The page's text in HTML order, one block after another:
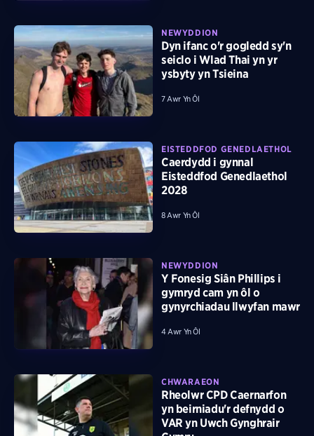
NEWYDDION
Dyn ifanc o'r gogledd sy'n
seiclo i Wlad Thai yn yr
ysbyty yn Tsieina
7 Awr Yn Ôl
EISTEDDFOD GENEDLAETHOL
Caerdydd i gynnal
Eisteddfod Genedlaethol
2028
8 Awr Yn Ôl
NEWYDDION
Y Fonesig Siân Phillips i
gymryd cam yn ôl o
gynyrchiadau llwyfan mawr
4 Awr Yn Ôl
CHWARAEON
Rheolwr CPD Caernarfon
yn beirniadu'r defnydd o
VAR yn Uwch Gynghrair